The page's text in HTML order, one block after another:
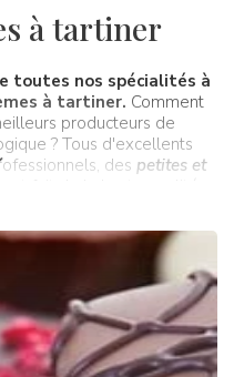
à tartiner
toutes nos spécialités à
à tartiner. Comment
producteurs de
? Tous d'excellents
des petites et